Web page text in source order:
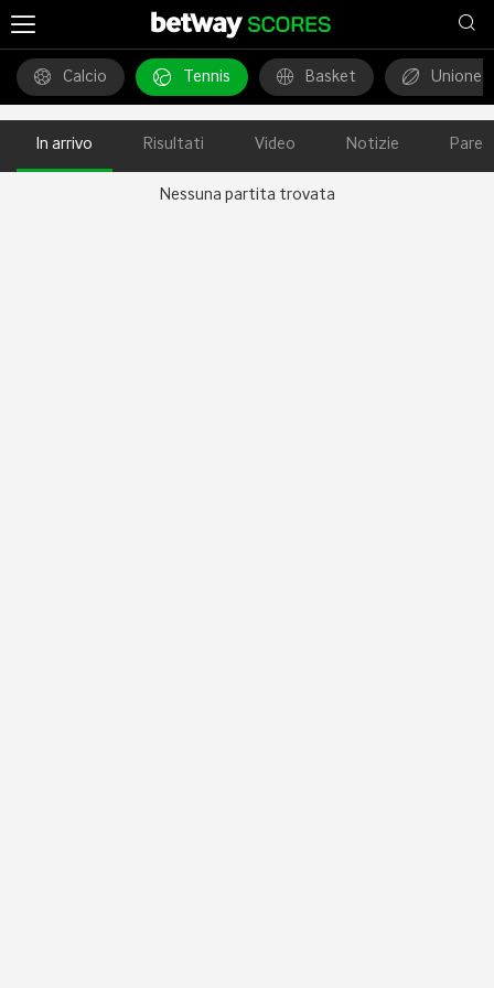
Calcio Tennis Basket Unione
In arrivo Risultati Video Notizie
Nessuna partita trovata